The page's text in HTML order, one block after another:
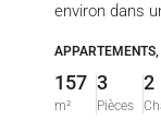
environ dans
157
m²
3
Pièces
2